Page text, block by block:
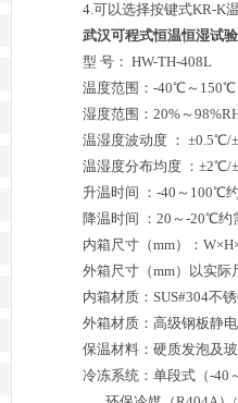
4.可以选择按键式KR-K
武汉可程式恒温恒湿试
型 号： HW-TH-408L
温度范围：-40℃～150℃
湿度范围：20%～
温湿度波动度 ： ±0.5℃/
温湿度分布均度 ：±2℃/
升温时间 ：-40～100℃
降温时间 ：20～-20℃
内箱尺寸（mm）：
外箱尺寸（mm）以实际
内箱材质：SUS#304不
外箱材质：高级钢板静
保温材料：硬质发泡及
冷冻系统：单段式（-